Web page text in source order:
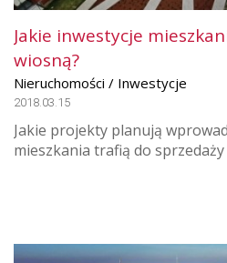
Jakie inwestycje
wiosną?
Nieruchomości / Inwestycje
2018.03.15
Jakie projekty planują
mieszkania trafią do sprzedaży